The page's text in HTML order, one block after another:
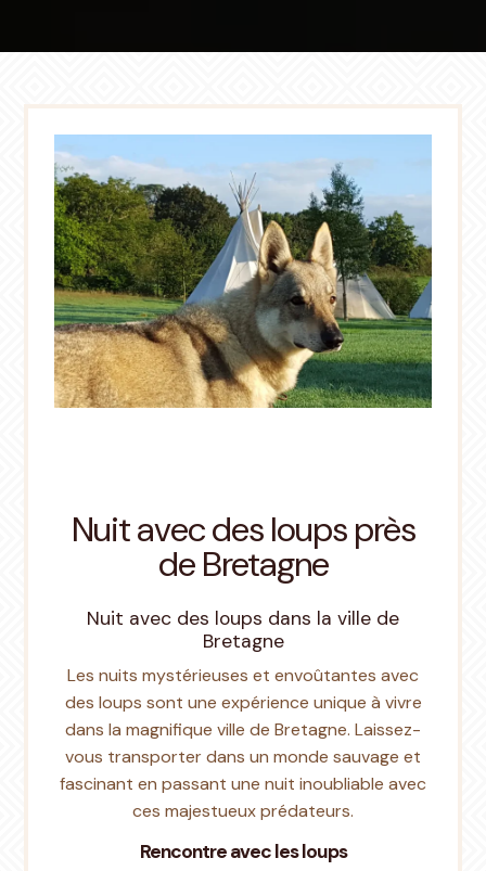
Nuit avec des loups près
de Bretagne
Nuit avec des loups dans la ville de
Bretagne
Les nuits mystérieuses et envoûtantes avec
des loups sont une expérience unique à vivre
dans la magnifique ville de Bretagne. Laissez-
vous transporter dans un monde sauvage et
fascinant en passant une nuit inoubliable avec
ces majestueux prédateurs.
Rencontre avec les loups